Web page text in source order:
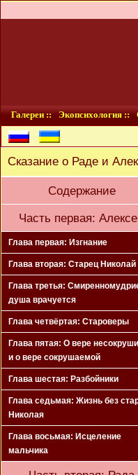
Галереи :: Экопсихология ::
Сказание о Раде и
Содержание
Часть первая:
Глава первая: Изгнание
Глава вторая: Старец Николай
Глава третья:
душа врачуется
Глава четвёртая: Староверы
Глава пятая: О вере
и о вере сокрушаемой
Глава шестая: Разбойники
Глава седьмая: Жизнь без
Николая
Глава восьмая: Исцеление
мальчика